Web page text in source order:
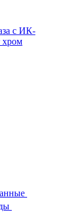
с ИК-
хром